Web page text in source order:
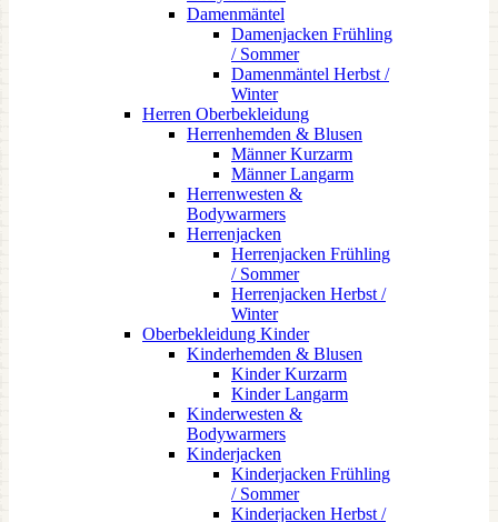
Damenmäntel
Damenjacken Frühling
/ Sommer
Damenmäntel Herbst /
Winter
Herren Oberbekleidung
Herrenhemden & Blusen
Männer Kurzarm
Männer Langarm
Herrenwesten &
Bodywarmers
Herrenjacken
Herrenjacken Frühling
/ Sommer
Herrenjacken Herbst /
Winter
Oberbekleidung Kinder
Kinderhemden & Blusen
Kinder Kurzarm
Kinder Langarm
Kinderwesten &
Bodywarmers
Kinderjacken
Kinderjacken Frühling
/ Sommer
Kinderjacken Herbst /